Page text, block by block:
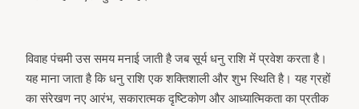
विवाह पंचमी उस समय मनाई जाती है जब सूर्य धनु राशि में प्रवेश करता है।
यह माना जाता है कि धनु राशि एक शक्तिशाली और शुभ स्थिति है। यह ग्रहों
का संरेखण नए आरंभ, सकारात्मक दृष्टिकोण और आध्यात्मिकता का प्रतीक